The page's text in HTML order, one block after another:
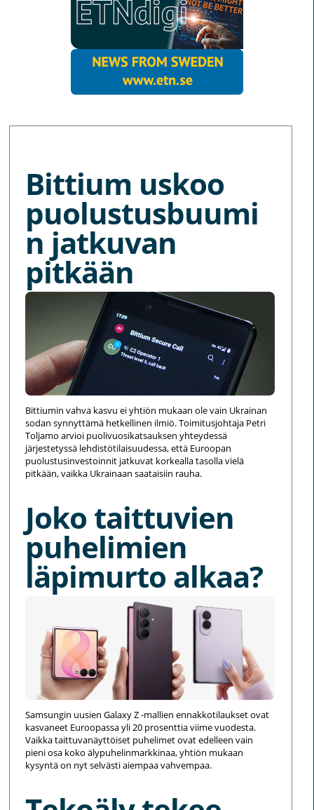
Bittium uskoo
puolustusbuumi
n jatkuvan
pitkään
Bittiumin vahva kasvu ei yhtiön mukaan ole vain Ukrainan
sodan synnyttämä hetkellinen ilmiö. Toimitusjohtaja Petri
Toljamo arvioi puolivuosikatsauksen yhteydessä
järjestetyssä lehdistötilaisuudessa, että Euroopan
puolustusinvestoinnit jatkuvat korkealla tasolla vielä
pitkään, vaikka Ukrainaan saataisiin rauha.
Joko taittuvien
puhelimien
läpimurto alkaa?
Samsungin uusien Galaxy Z -mallien ennakkotilaukset ovat
kasvaneet Euroopassa yli 20 prosenttia viime vuodesta.
Vaikka taittuvanäyttöiset puhelimet ovat edelleen vain
pieni osa koko älypuhelinmarkkinaa, yhtiön mukaan
kysyntä on nyt selvästi aiempaa vahvempaa.